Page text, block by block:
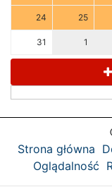
24 25
31 1
Strona główna
Oglądalność